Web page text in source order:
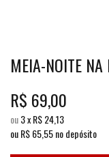
MEIA-NOITE
R$ 69,00
ou3xR$24,13
ou R$65,55no depósito